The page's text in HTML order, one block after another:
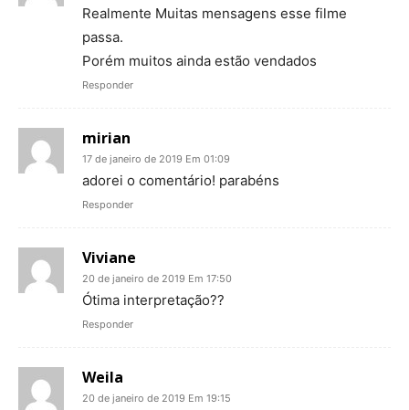
Realmente Muitas mensagens esse filme
passa.
Porém muitos ainda estão vendados
Responder
mirian
17 de janeiro de 2019 Em 01:09
adorei o comentário! parabéns
Responder
Viviane
20 de janeiro de 2019 Em 17:50
Ótima interpretação??
Responder
Weila
20 de janeiro de 2019 Em 19:15